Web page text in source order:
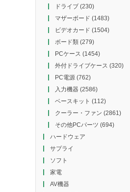
ドライブ(230)
マザーボード (1483)
ビデオカード (1504)
ボード類(279)
PCケース (1454)
外付ドライブケース (320)
PC電源(762)
入力機器(2586)
ベースキット (112)
クーラー・ファン (2861)
その他PCパーツ (694)
ハードウェア
サプライ
ソフト
家電
AV機器